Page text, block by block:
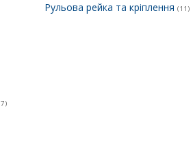
Рульова рейка та кріплення (11)